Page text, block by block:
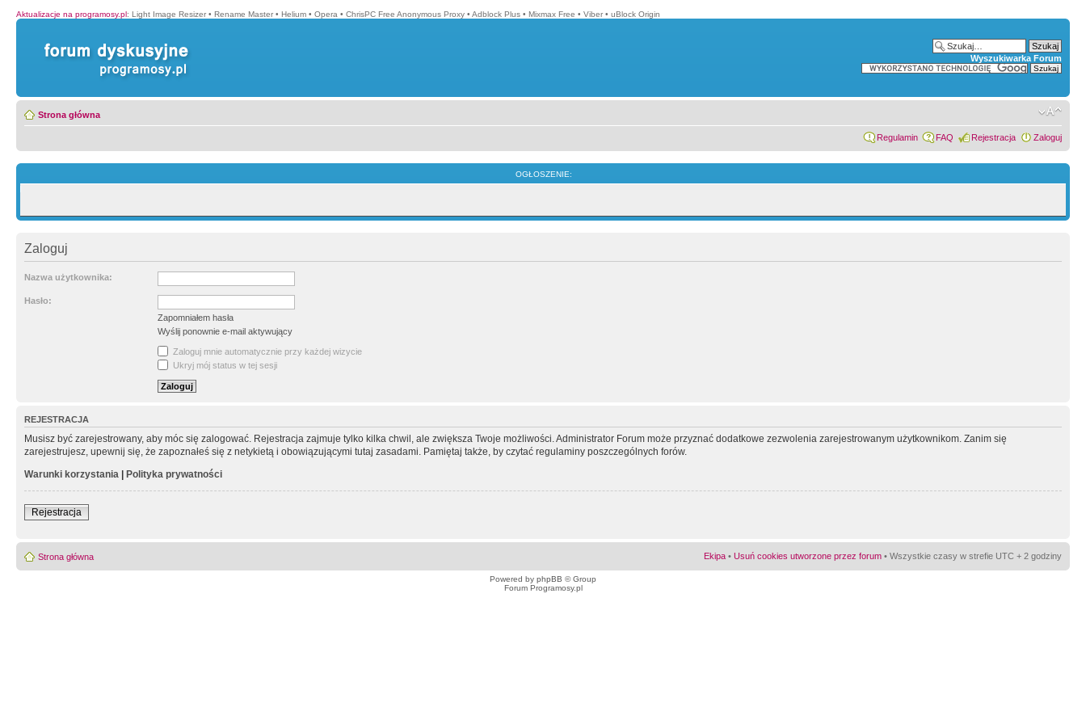
Aktualizacje na programosy.pl: Light Image Resizer • Rename Master • Helium • Opera • ChrisPC Free Anonymous Proxy • Adblock Plus • Mixmax Free • Viber • uBlock Origin
Wyszukiwarka Forum
Strona główna
Regulamin FAQ Rejestracja Zaloguj
OGŁOSZENIE:
Zaloguj
Nazwa użytkownika:
Hasło:
Zapomniałem hasła
Wyślij ponownie e-mail aktywujący
Zaloguj mnie automatycznie przy każdej wizycie
Ukryj mój status w tej sesji
REJESTRACJA
Musisz być zarejestrowany, aby móc się zalogować. Rejestracja zajmuje tylko kilka chwil, ale zwiększa Twoje możliwości. Administrator Forum może przyznać dodatkowe zezwolenia zarejestrowanym użytkownikom. Zanim się
zarejestrujesz, upewnij się, że zapoznałeś się z netykietą i obowiązującymi tutaj zasadami. Pamiętaj także, by czytać regulaminy poszczególnych forów.
Warunki korzystania | Polityka prywatności
Rejestracja
Strona główna Ekipa • Usuń cookies utworzone przez forum • Wszystkie czasy w strefie UTC + 2 godziny
Powered by phpBB © Group
Forum Programosy.pl